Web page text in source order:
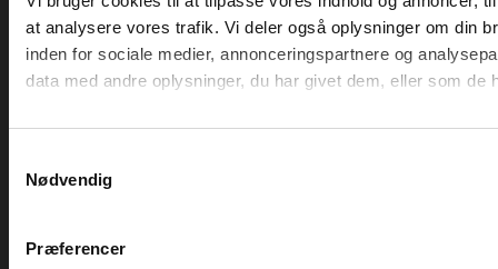
Fulbyvej 15, 4180 Sorø
KLAGER
I forbindelse med klager eller lignende, henvises der